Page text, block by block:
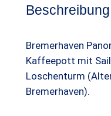
i
h
e
r
P
i
e
h
a
v
e
Beschreibung
Bremerhaven
Kaffeepott mit
Loschenturm
Bremerhaven).